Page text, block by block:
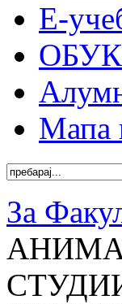
Е-
Мапа
За